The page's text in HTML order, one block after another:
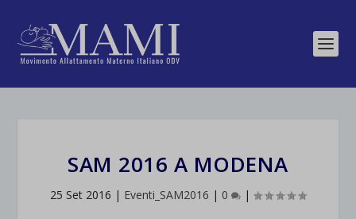
SAM 2016 A MODENA
25 Set 2016 | Eventi_SAM2016 | 0 |